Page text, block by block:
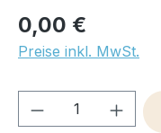
0,00 €
Preise inkl. MwSt.
Produkt